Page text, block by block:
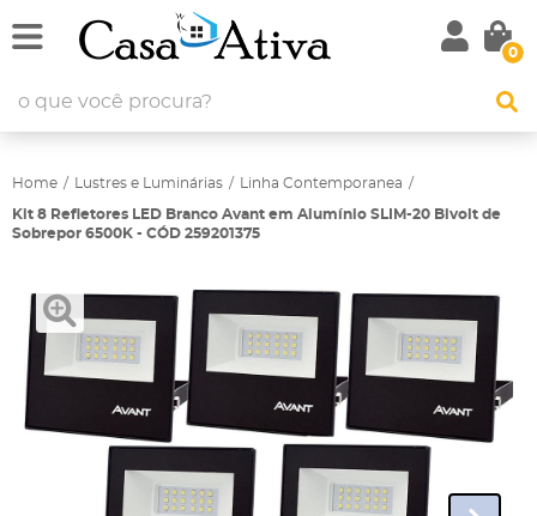
0
Home Lustres e Luminárias Linha Contemporanea
Kit 8 Refletores LED Branco Avant em Alumínio SLIM-20 Bivolt de
Sobrepor 6500K - CÓD 259201375